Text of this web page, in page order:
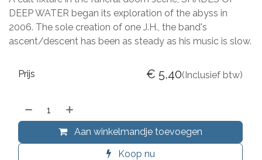
DEEP WATER began its exploration of the abyss in
2006. The sole creation of one J.H., the band's
ascent/descent has been as steady as his music is slow.
Aan winkelmandje toevoegen
Koop nu
Prijs € 5,40(Inclusief btw)